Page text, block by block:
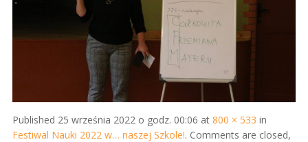
Published 25 września 2022 o godz. 00:06 at 800 × 533 in
Festiwal Nauki 2022 w… naszej Szkole!. Comments are closed,